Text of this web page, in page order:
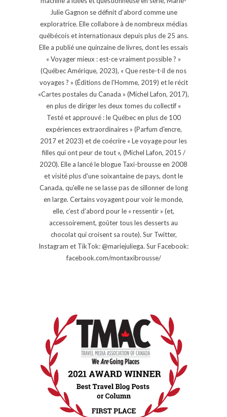
Julie Gagnon se définit d’abord comme une
exploratrice. Elle collabore à de nombreux médias
québécois et internationaux depuis plus de 25 ans.
Elle a publié une quinzaine de livres, dont les essais
« Voyager mieux : est-ce vraiment possible ? »
(Québec Amérique, 2023), « Que reste-t-il de nos
voyages ? » (Éditions de l'Homme, 2019) et le récit
«Cartes postales du Canada » (Michel Lafon, 2017),
en plus de diriger les deux tomes du collectif «
Testé et approuvé : le Québec en plus de 100
expériences extraordinaires » (Parfum d'encre,
2017 et 2023) et de coécrire « Le voyage pour les
filles qui ont peur de tout », (Michel Lafon, 2015 /
2020). Elle a lancé le blogue Taxi-brousse en 2008
et visité plus d'une soixantaine de pays, dont le
Canada, qu'elle ne se lasse pas de sillonner de long
en large. Certains voyagent pour voir le monde,
elle, c’est d’abord pour le « ressentir » (et,
accessoirement, goûter tous les desserts au
chocolat qui croisent sa route). Sur Twitter,
Instagram et TikTok: @mariejuliega. Sur Facebook:
facebook.com/montaxibrousse/